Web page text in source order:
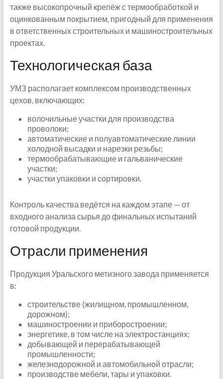
также высокопрочный крепёж с термообработкой и
оцинкованным покрытием, пригодный для применения
в ответственных строительных и машиностроительных
проектах.
Технологическая база
УМЗ располагает комплексом производственных
цехов, включающих:
волочильные участки для производства
проволоки;
автоматические и полуавтоматические линии
холодной высадки и нарезки резьбы;
термообрабатывающие и гальванические
участки;
участки упаковки и сортировки.
Контроль качества ведётся на каждом этапе — от
входного анализа сырья до финальных испытаний
готовой продукции.
Отрасли применения
Продукция Уральского метизного завода применяется
в:
строительстве (жилищном, промышленном,
дорожном);
машиностроении и приборостроении;
энергетике, в том числе на электростанциях;
добывающей и перерабатывающей
промышленности;
железнодорожной и автомобильной отрасли;
производстве мебели, тары и упаковки.